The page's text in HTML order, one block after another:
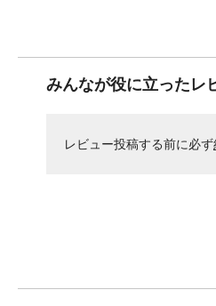
みんなが役に立ったレ
レビュー投稿する前に必ず